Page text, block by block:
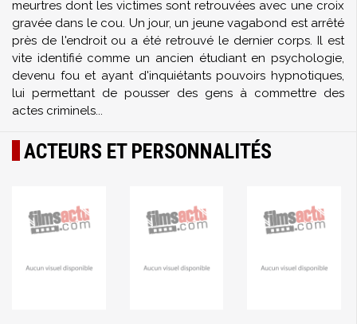
meurtres dont les victimes sont retrouvées avec une croix
gravée dans le cou. Un jour, un jeune vagabond est arrêté
près de l'endroit ou a été retrouvé le dernier corps. Il est
vite identifié comme un ancien étudiant en psychologie,
devenu fou et ayant d'inquiétants pouvoirs hypnotiques,
lui permettant de pousser des gens à commettre des
actes criminels...
ACTEURS ET PERSONNALITÉS